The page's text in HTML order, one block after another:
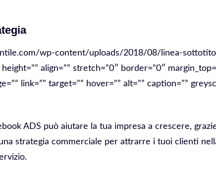
wp-content/uploads/2018/08/linea-
align=”” stretch=”0″ border=”0″
link=”” target=”” hover=”” alt=”” caption=””
ADS può aiutare la tua impresa a crescere,
strategia commerciale per attrarre i tuoi clienti